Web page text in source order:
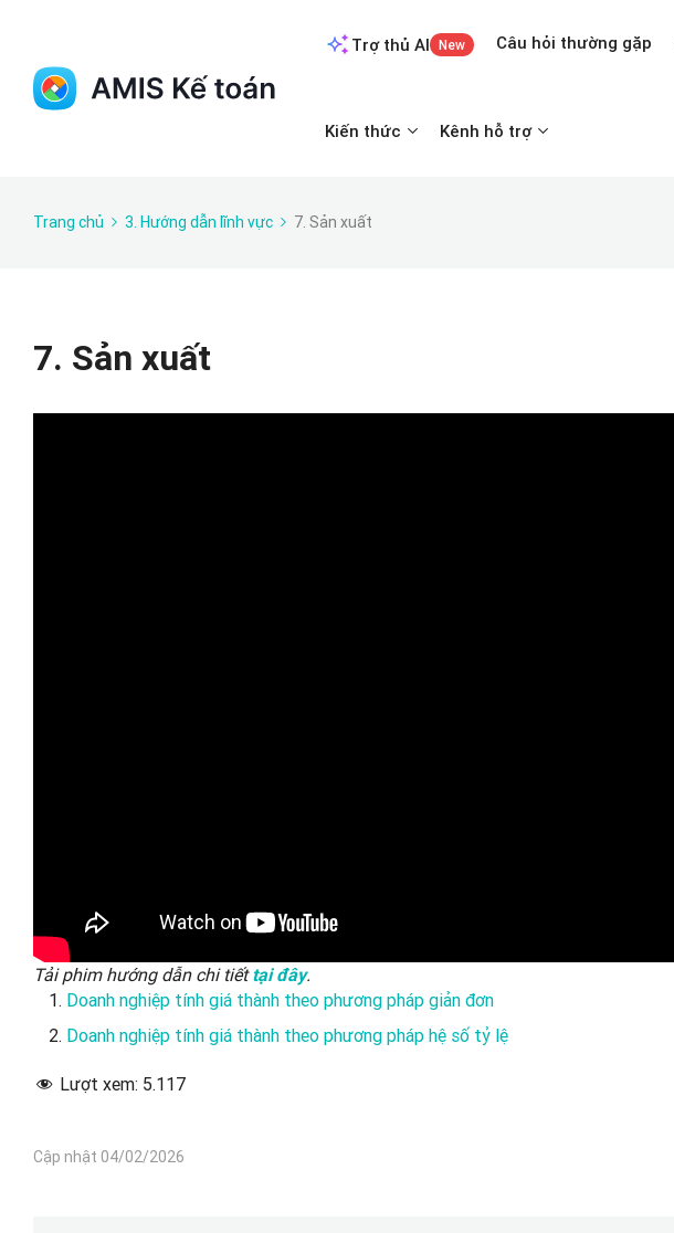
Trợ thủ AI New Câu hỏi thường gặp
Kiến thức Kênh hỗ trợ
Trang chủ 3. Hướng dẫn lĩnh vực 7. Sản xuất
7. Sản xuất
Tải phim hướng dẫn chi tiếttại đây.
Doanh nghiệp tính giá thành theo phương pháp giản đơn
Doanh nghiệp tính giá thành theo phương pháp hệ số tỷ lệ
Lượt xem: 5.117
Cập nhật 04/02/2026